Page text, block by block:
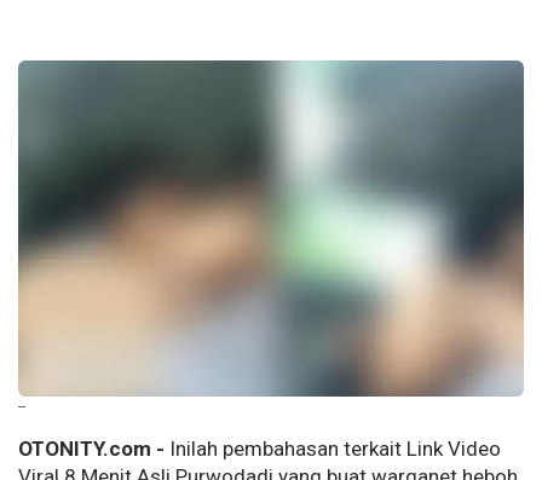
--
OTONITY.com - Inilah pembahasan terkait Link Video